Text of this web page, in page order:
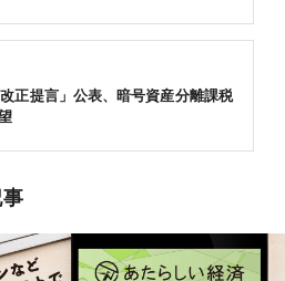
正提言」公表、暗号資産分離課税